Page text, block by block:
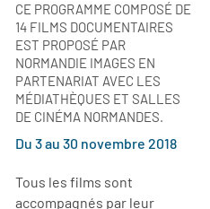
CE PROGRAMME COMPOSÉ DE
14 FILMS DOCUMENTAIRES
EST PROPOSÉ PAR
NORMANDIE IMAGES EN
PARTENARIAT AVEC LES
MÉDIATHÈQUES ET SALLES
DE CINÉMA NORMANDES.
Du 3 au 30 novembre 2018
Tous les films sont
accompagnés par leur